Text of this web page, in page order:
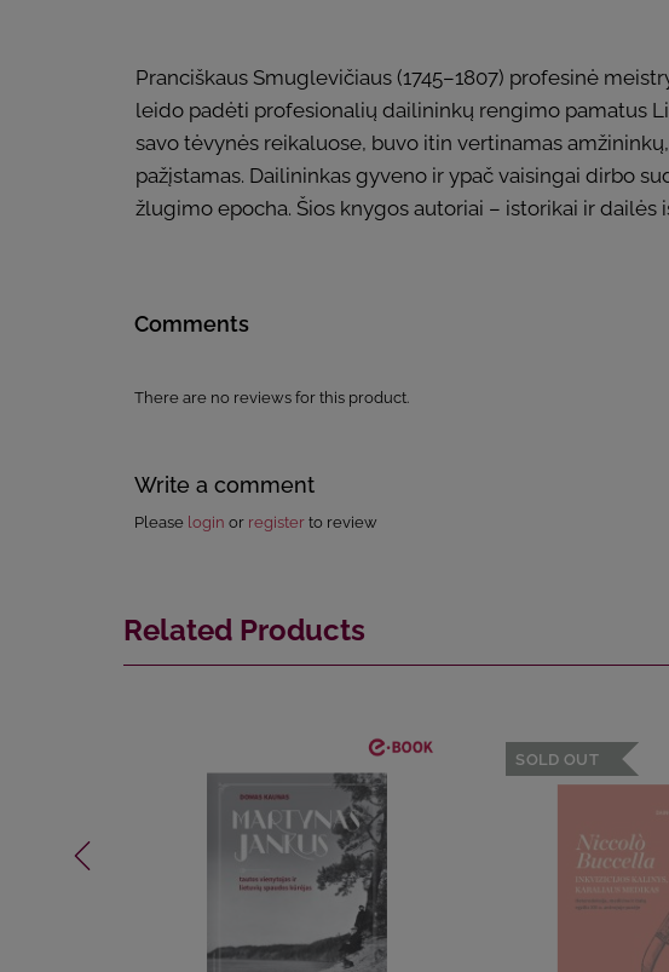
Pranciškaus Smuglevičiaus (1745–1807) profesinė
leido padėti profesionalių dailininkų rengimo pamatus
savo tėvynės reikaluose, buvo itin vertinamas
pažįstamas. Dailininkas gyveno ir ypač vaisingai dirbo
žlugimo epocha. Šios knygos autoriai – istorikai ir
Comments
There are no reviews for this product.
Write a comment
Please login or register to review
Related Products
SOLD OUT